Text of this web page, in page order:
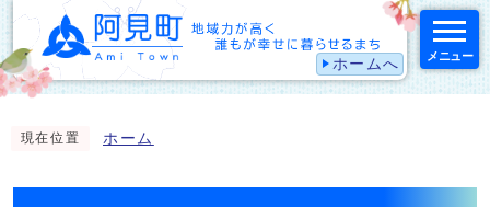
ホームへ メニュー
現在位置 ホーム